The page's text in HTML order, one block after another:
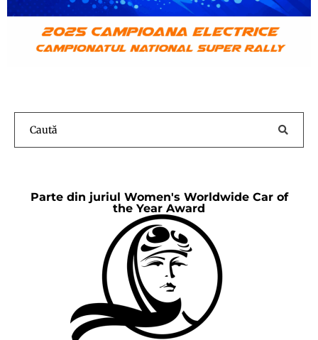
Parte din juriul Women's Worldwide Car of
the Year Award